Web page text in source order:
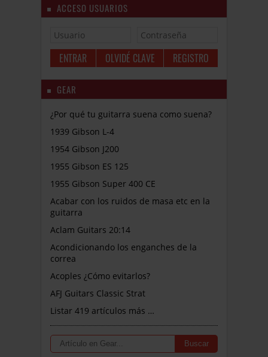
ACCESO USUARIOS
OLVIDÉ CLAVE REGISTRO
GEAR
¿Por qué tu guitarra suena como suena?
1939 Gibson L-4
1954 Gibson J200
1955 Gibson ES 125
1955 Gibson Super 400 CE
Acabar con los ruidos de masa etc en la
guitarra
Aclam Guitars 20:14
Acondicionando los enganches de la
correa
Acoples ¿Cómo evitarlos?
AFJ Guitars Classic Strat
Listar 419 artículos más …